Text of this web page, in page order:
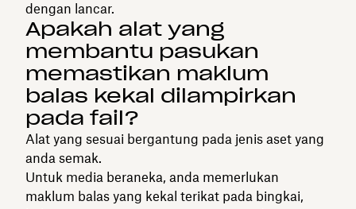
dengan lancar.
Apakah alat yang
membantu pasukan
memastikan maklum
balas kekal dilampirkan
pada fail?
Alat yang sesuai bergantung pada jenis aset yang
anda semak.
Untuk media beraneka, anda memerlukan
maklum balas yang kekal terikat pada bingkai,